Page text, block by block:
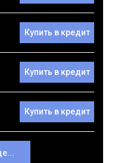
Купить в кредит
Купить в кредит
Купить в кредит